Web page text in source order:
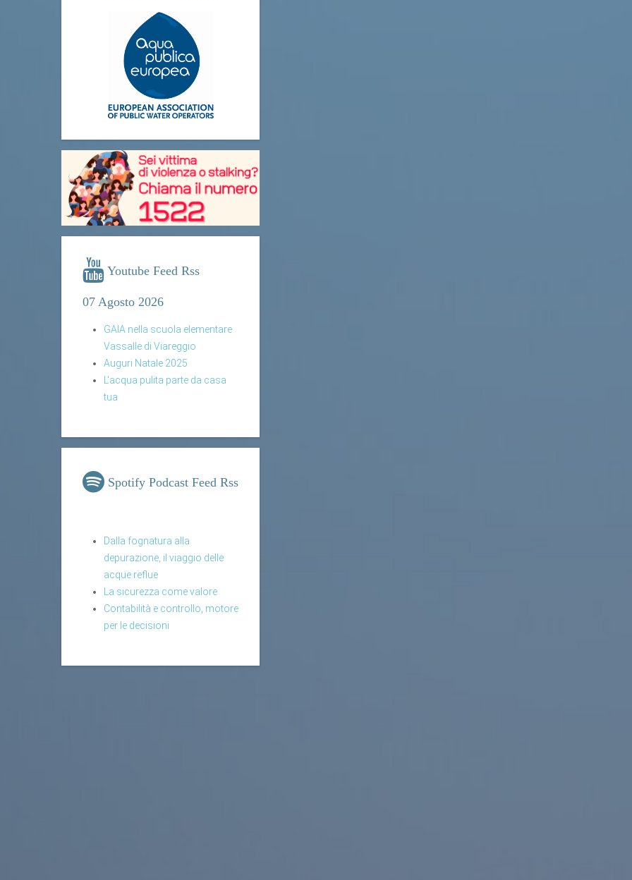
Youtube Feed Rss
07 Agosto 2026
GAIA nella scuola elementare
Vassalle di Viareggio
Auguri Natale 2025
L'acqua pulita parte da casa
tua
Spotify Podcast Feed Rss
Dalla fognatura alla
depurazione, il viaggio delle
acque reflue
La sicurezza come valore
Contabilità e controllo, motore
per le decisioni